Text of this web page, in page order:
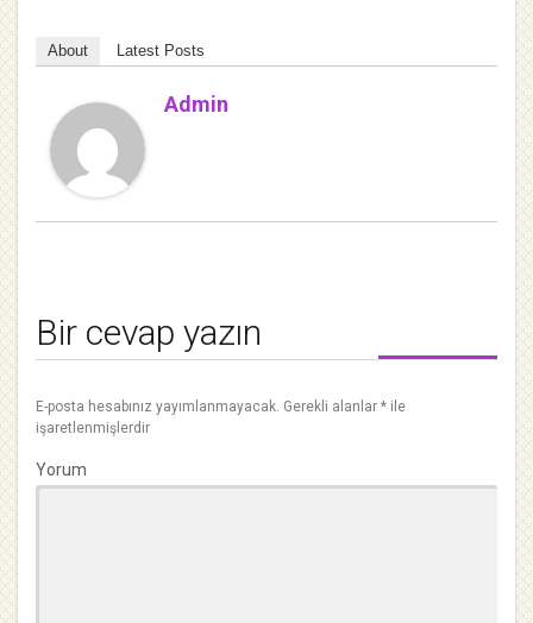
About Latest Posts
Admin
Bir cevap yazın
E-posta hesabınız yayımlanmayacak. Gerekli alanlar * ile
işaretlenmişlerdir
Yorum